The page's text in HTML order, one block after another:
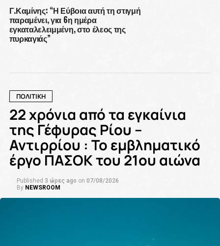
Γ.Καμίνης: “Η Εύβοια αυτή τη στιγμή
παραμένει, για 6η ημέρα
εγκαταλελειμμένη, στο έλεος της
πυρκαγιάς”
ΠΟΛΙΤΙΚΗ
22 χρόνια από τα εγκαίνια
της Γέφυρας Ρίου –
Αντιρρίου : Το εμβληματικό
έργο ΠΑΣΟΚ του 21ου αιώνα
Published 3 ώρες ago on 07/08/2026
By NEWSROOM